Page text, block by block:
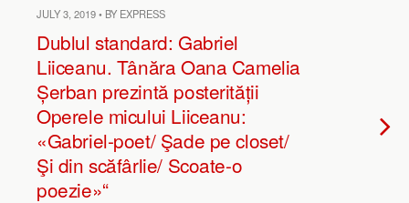
JULY 3, 2019 • BY EXPRESS
Dublul standard: Gabriel
Liiceanu. Tânăra Oana Camelia
Șerban prezintă posterității
Operele micului Liiceanu:
«Gabriel-poet/ Şade pe closet/
Şi din scăfârlie/ Scoate-o
poezie»“